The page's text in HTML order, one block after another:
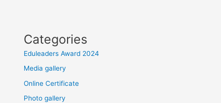
Categories
Eduleaders Award 2024
Media gallery
Online Certificate
Photo gallery